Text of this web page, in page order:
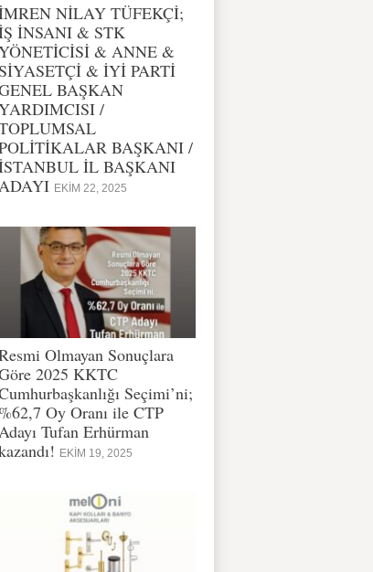
NİLAY TÜFEKÇİ;
İNSANI & STK
& ANNE &
& İYİ PARTİ
BAŞKAN
/
BAŞKANI /
İL BAŞKANI
EKIM 22, 2025
Olmayan Sonuçlara
2025 KKTC
Seçimi’ni;
%62,7 Oy Oranı ile CTP
Tufan Erhürman
EKIM 19, 2025